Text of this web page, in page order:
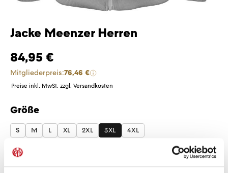
Jacke Meenzer Herren
84,95 €
Mitgliederpreis:76,46 €
Preise inkl. MwSt. zzgl. Versandkosten
Größe
auswählen
S M L XL 2XL 3XL 4XL
Produkt Anzahl: Gib den gewünschten
Anzahl